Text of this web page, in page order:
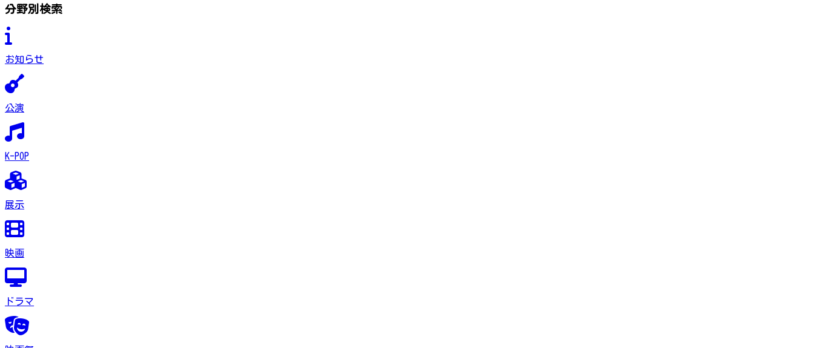
分野別検索
お知らせ
公演
K-POP
展示
映画
ドラマ